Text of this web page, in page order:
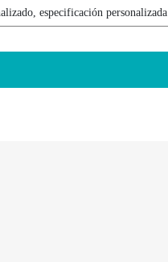
especificación personalizada